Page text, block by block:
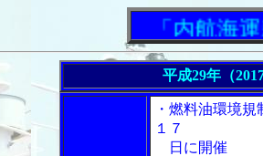
「内航海運新聞
平成29年（
・燃料油環境
１７
日に開催